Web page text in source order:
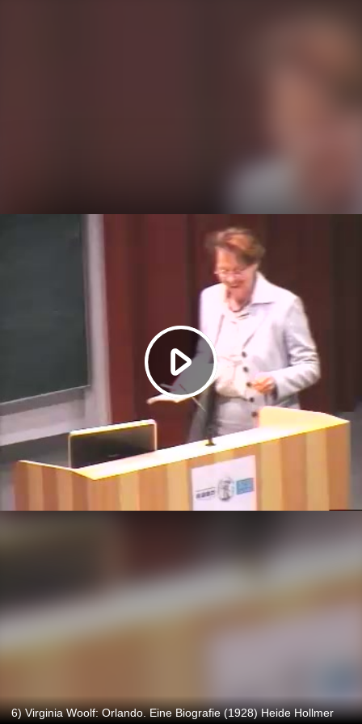
Video
abspielen
6) Virginia Woolf: Orlando. Eine Biografie (1928) Heide Hollmer